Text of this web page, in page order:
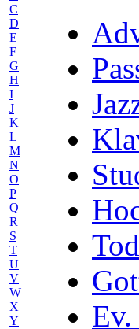
C
D
E
F
G
H
I
J
K
L
M
N
O
P
Q
R
S
T
U
V
W
X
Y
Ev.